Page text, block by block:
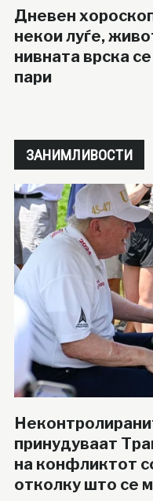
Дневен
некои луѓе,
нивната врска
пари
ЗАНИМЛИВОСТИ
принудуваат
на конфликтот
отколку што се